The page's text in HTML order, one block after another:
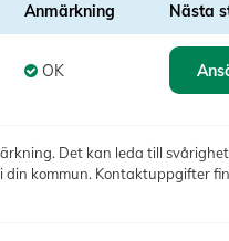
Anmärkning Nästa
OK
Det kan leda till
kommun. Kontaktuppgifter